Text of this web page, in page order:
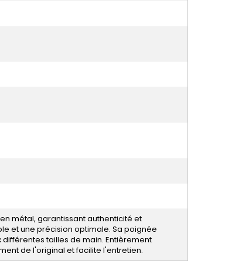
métal, garantissant authenticité et
et une précision optimale. Sa poignée
tailles de main. Entièrement
de l'original et facilite l'entretien.